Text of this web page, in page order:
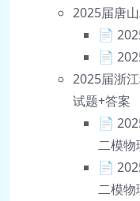
2025届唐
📄
📄
2025届浙
试题+答案
📄
二模
📄
二模